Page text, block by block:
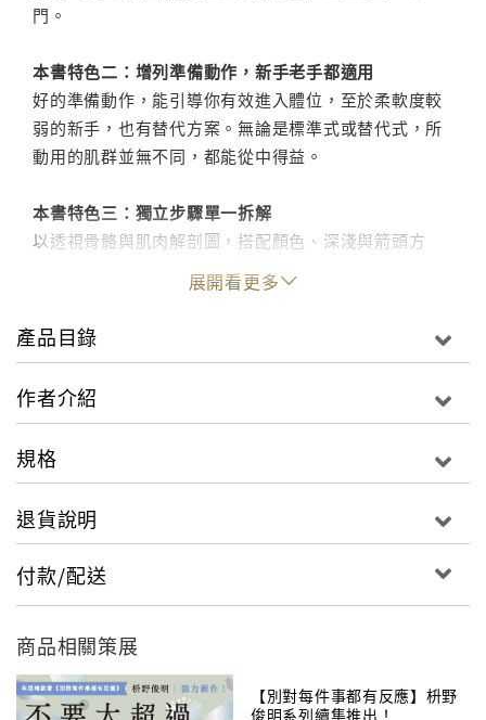
門。
本書特色二：增列準備動作，新手老手都適用
好的準備動作，能引導你有效進入體位，至於柔軟度較
弱的新手，也有替代方案。無論是標準式或替代式，所
動用的肌群並無不同，都能從中得益。
本書特色三：獨立步驟單一拆解
以透視骨骼與肌肉解剖圖，搭配顏色、深淺與箭頭方
向，一步一步帶領你伸縮肌群以控制關節擺位，並詳細
解說各技巧背後的原理。在步驟最後，也簡要總結所有
肌群，讓你循序漸進啟動每一條相關肌肉。
安全，是練習瑜伽首重的原則。除了充分理解每個動作
「氣囊」技巧，幫助你破解練習進階體位所碰到的瓶
◎專業瑜伽師資必備指定教科書《瑜伽墊上解剖書》系
列最終第4集！
◎Bandha Yoga 創始人、知名骨科醫師雷‧隆精準細膩
的瑜伽解剖指南！
◎特邀國內醫學瑜伽權威 Judy老師 吳惠美 全文專業校
訂！
展開看更多
產品目錄
作者介紹
規格
退貨說明
付款/配送
商品相關策展
【別對每件事都有反應】枡野
俊明系列續集推出！